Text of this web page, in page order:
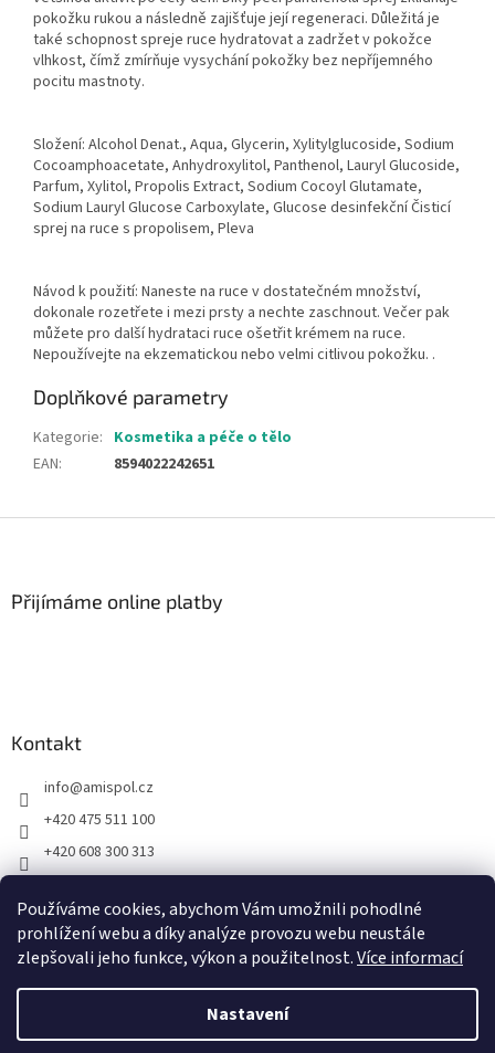
Používáme cookies, abychom Vám umožnili pohodlné
prohlížení webu a díky analýze provozu webu neustále
zlepšovali jeho funkce, výkon a použitelnost.Více informací
Nastavení
pokožku rukou a následně zajišťuje její regeneraci. Důležitá je
také schopnost spreje ruce hydratovat a zadržet v pokožce
vlhkost, čímž zmírňuje vysychání pokožky bez nepříjemného
pocitu mastnoty.
Složení: Alcohol Denat., Aqua, Glycerin, Xylitylglucoside, Sodium
Cocoamphoacetate, Anhydroxylitol, Panthenol, Lauryl Glucoside,
Parfum, Xylitol, Propolis Extract, Sodium Cocoyl Glutamate,
Sodium Lauryl Glucose Carboxylate, Glucose desinfekční Čisticí
sprej na ruce s propolisem, Pleva
Návod k použití: Naneste na ruce v dostatečném množství,
dokonale rozetřete i mezi prsty a nechte zaschnout. Večer pak
můžete pro další hydrataci ruce ošetřit krémem na ruce.
Nepoužívejte na ekzematickou nebo velmi citlivou pokožku. .
Doplňkové parametry
Kategorie: Kosmetika a péče o tělo
EAN: 8594022242651
Přijímáme online platby
Kontakt
info@amispol.cz
+420 475 511 100
+420 608 300 313
Ukázky instalace AMISPOL Skrytého obrubníku